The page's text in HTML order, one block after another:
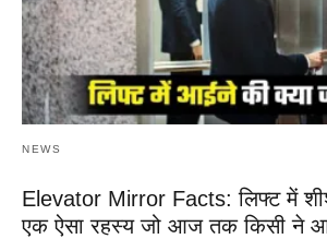
NEWS
Elevator Mirror Facts: लिफ्ट में
एक ऐसा रहस्य जो आज तक किसी ने